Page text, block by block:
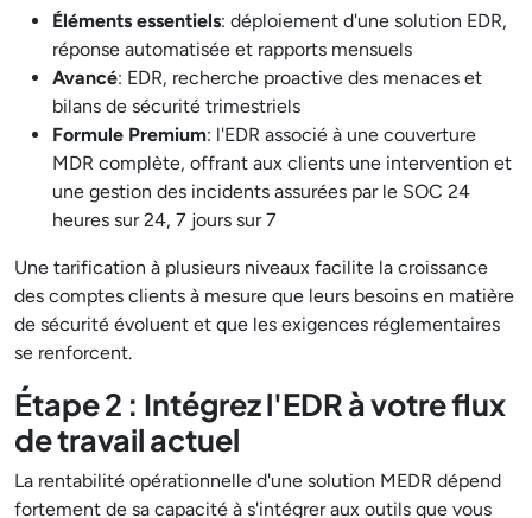
Éléments essentiels: déploiement d'une solution EDR,
réponse automatisée et rapports mensuels
Avancé: EDR, recherche proactive des menaces et
bilans de sécurité trimestriels
Formule Premium: l'EDR associé à une couverture
MDR complète, offrant aux clients une intervention et
une gestion des incidents assurées par le SOC 24
heures sur 24, 7 jours sur 7
Une tarification à plusieurs niveaux facilite la croissance
des comptes clients à mesure que leurs besoins en matière
de sécurité évoluent et que les exigences réglementaires
se renforcent.
Étape 2 : Intégrez l'EDR à votre flux
de travail actuel
La rentabilité opérationnelle d'une solution MEDR dépend
fortement de sa capacité à s'intégrer aux outils que vous